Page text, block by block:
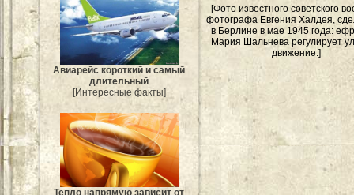
Авиарейс короткий и самый
длительный
[Интересные факты]
Тепло напрямую зависит от
[Фото известного советского
фотографа Евгения Халдея,
в Берлине в мае 1945 года:
Мария Шальнева регулирует
движение.]